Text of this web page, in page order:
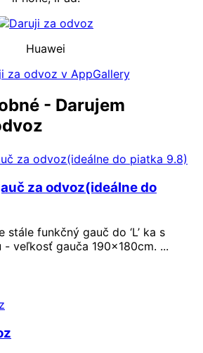
Huawei
- Darujem
za odvoz(ideálne do
stále funkčný gauč do ‘L’ ka s
veľkosť gauča 190x180cm. ...